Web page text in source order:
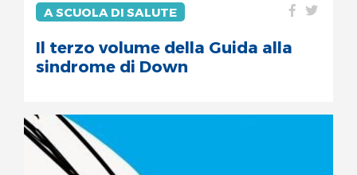
A SCUOLA DI SALUTE
Il terzo volume della Guida alla
sindrome di Down